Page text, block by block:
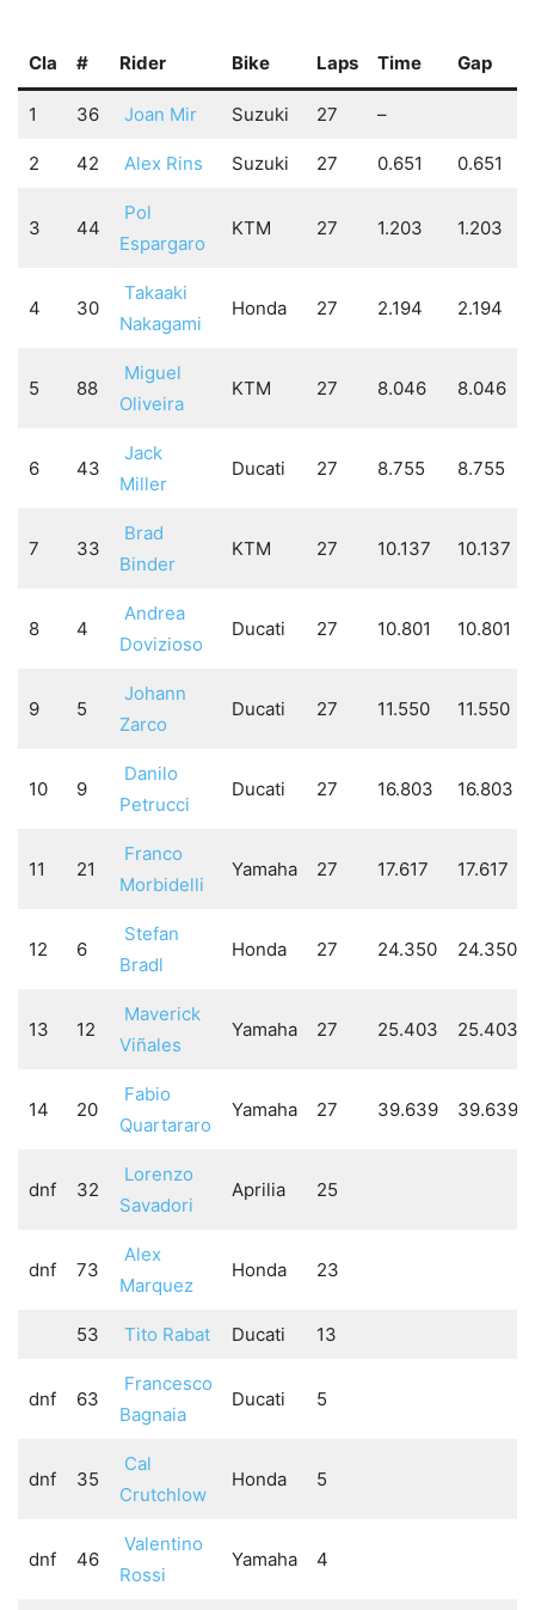
Cla # Rider Bike Laps Time Gap
1 36 Joan Mir Suzuki 27 –
2 42 Alex Rins Suzuki 27 0.651 0.651
3 44
Pol
Espargaro
KTM 27 1.203 1.203
4 30
Takaaki
Nakagami
Honda 27 2.194 2.194
5 88
Miguel
Oliveira
KTM 27 8.046 8.046
6 43
Jack
Miller
Ducati 27 8.755 8.755
7 33
Brad
Binder
KTM 27 10.137 10.137
8 4
Andrea
Dovizioso
Ducati 27 10.801 10.801
9 5
Johann
Zarco
Ducati 27 11.550 11.550
10 9
Danilo
Petrucci
Ducati 27 16.803 16.803
11 21
Franco
Morbidelli
Yamaha 27 17.617 17.617
12 6
Stefan
Bradl
Honda 27 24.350 24.350
13 12
Maverick
Viñales
Yamaha 27 25.403 25.403
14 20
Fabio
Quartararo
Yamaha 27 39.639 39.639
dnf 32
Lorenzo
Savadori
Aprilia 25
dnf 73
Alex
Marquez
Honda 23
53 Tito Rabat Ducati 13
dnf 63
Francesco
Bagnaia
Ducati 5
dnf 35
Cal
Crutchlow
Honda 5
dnf 46
Valentino
Rossi
Yamaha 4